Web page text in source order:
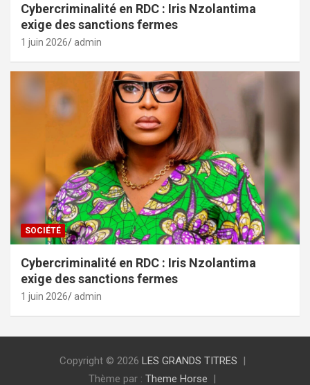
Cybercriminalité en RDC : Iris Nzolantima
exige des sanctions fermes
1 juin 2026 admin
SOCIÉTÉ
Cybercriminalité en RDC : Iris Nzolantima
exige des sanctions fermes
1 juin 2026 admin
Copyright © 2026 LES GRANDS TITRES
Thème par : Theme Horse